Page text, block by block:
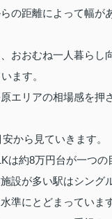
の距離によって幅
おおむね一人暮らし
ます。
エリアの相場感を
から見ていきます。
約8万円台が一つの
設が多い駅はシン
準にとどまっています